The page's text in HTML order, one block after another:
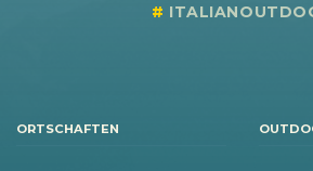
ORTSCHAFTEN